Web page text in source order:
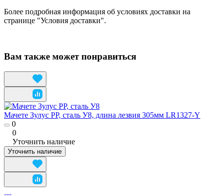
Более подробная информация об условиях доставки на
странице "Условия доставки".
Вам также может понравиться
Мачете Зулус РР, сталь У8, длина лезвия 305мм LR1327-Y
0
0
Уточнить наличие
Уточнить наличие